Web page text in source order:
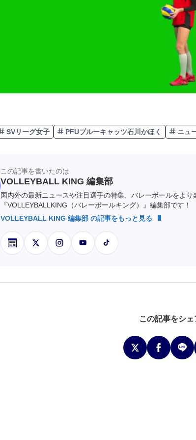
SVリーグ女子 PFUブルーキャッツ石川かほく ニュ
この記事を書いたのは
VOLLEYBALL KING 編集部
国内外の最新ニュースや注目選手の特集、バレーボールをよ
『VOLLEYBALLKING（バレーボールキング）』編集部です！
VOLLEYBALL KING 編集部 の記事をもっと見る
この記事をシェ